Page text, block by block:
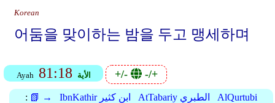
Korean
어둠을 맞이하는 밤을 두고 맹세하며
Ayah 81:18 الأية +/- -/+
: 📗 → IbnKathir ابن كثير AtTabariy الطبري
AlQurtubi